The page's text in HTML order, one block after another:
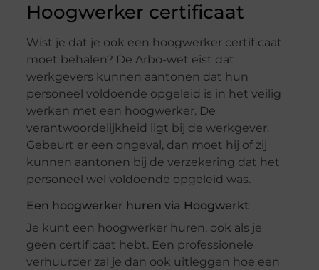
Hoogwerker certificaat
Wist je dat je ook een hoogwerker certificaat
moet behalen? De Arbo-wet eist dat
werkgevers kunnen aantonen dat hun
personeel voldoende opgeleid is in het veilig
werken met een hoogwerker. De
verantwoordelijkheid ligt bij de werkgever.
Gebeurt er een ongeval, dan moet hij of zij
kunnen aantonen bij de verzekering dat het
personeel wel voldoende opgeleid was.
Een hoogwerker huren via Hoogwerkt
Je kunt een hoogwerker huren, ook als je
geen certificaat hebt. Een professionele
verhuurder zal je dan ook uitleggen hoe een